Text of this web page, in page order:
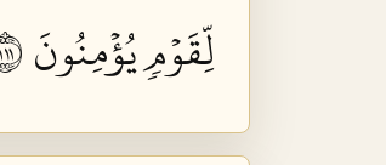
لِّقَوۡمٖ يُؤۡمِنُونَ ١١١